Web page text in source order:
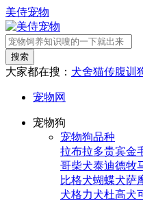
美侍宠物
搜索
大家都在搜： 犬舍猫传腹训
宠物网
宠物狗
宠物狗品种
拉布拉多贵宾金
哥柴犬泰迪德牧
比格犬蝴蝶犬萨
犬格力犬杜高犬